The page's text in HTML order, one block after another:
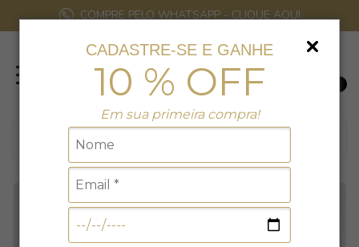
CADASTRE-SE E GANHE
10 % OFF
Em sua primeira compra!
COMPRE PELO WHATSAPP - CLIQUE AQUI